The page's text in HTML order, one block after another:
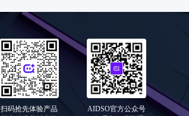
扫码抢先体验产品
AIDSO官方公众号